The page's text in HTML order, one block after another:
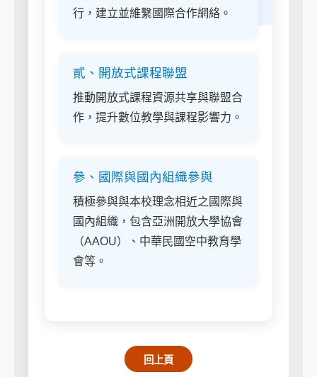
行，建立並維繫國際合作網絡。
貳、開放式課程聯盟
推動開放式課程資源共享與聯盟合
作，提升數位教學與課程影響力。
參、國際與國內組織參與
積極參與與本校理念相近之國際與
國內組織，包含亞洲開放大學協會
（AAOU）、中華民國空中教育學
會等。
回上頁